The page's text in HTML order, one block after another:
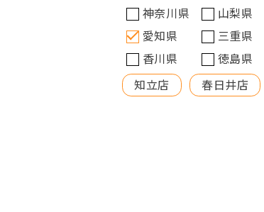
神奈川県
山梨県
愛知県
三重県
香川県
徳島県
知立店
春日井店